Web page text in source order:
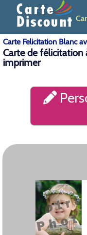
Carte Felicitation Blanc
Carte de félicitation
imprimer